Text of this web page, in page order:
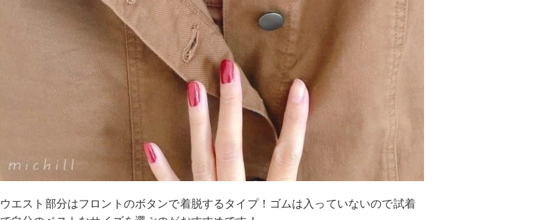
ウエスト部分はフロントのボタンで着脱するタイプ！ゴムは入っていないので試着